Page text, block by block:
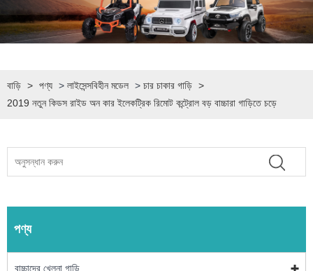
বাড়ি > পণ্য > লাইসেন্সবিহীন মডেল > চার চাকার গাড়ি >
2019 নতুন কিডস রাইড অন কার ইলেকট্রিক রিমোট কন্ট্রোল বড় বাচ্চারা গাড়িতে চড়ে
পণ্য
বাচ্চাদের খেলনা গাড়ি